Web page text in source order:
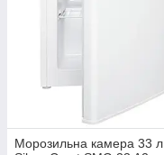
Морозильна камера 33 л